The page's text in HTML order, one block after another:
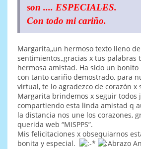
son .... ESPECIALES.
Con todo mi cariño.
Margarita,,un hermoso texto lleno de
sentimientos,,gracias x tus palabras
hermosa amistad. Ha sido un
con tanto cariño demostrado, para
virtual, te lo agradezco de corazón x
Margarita brindemos x seguir todos
compartiendo esta linda amistad q
la distancia nos une los corazones,
querida web “MISPPS”.
Mis felicitaciones x obsequiarnos
bonita y especial.